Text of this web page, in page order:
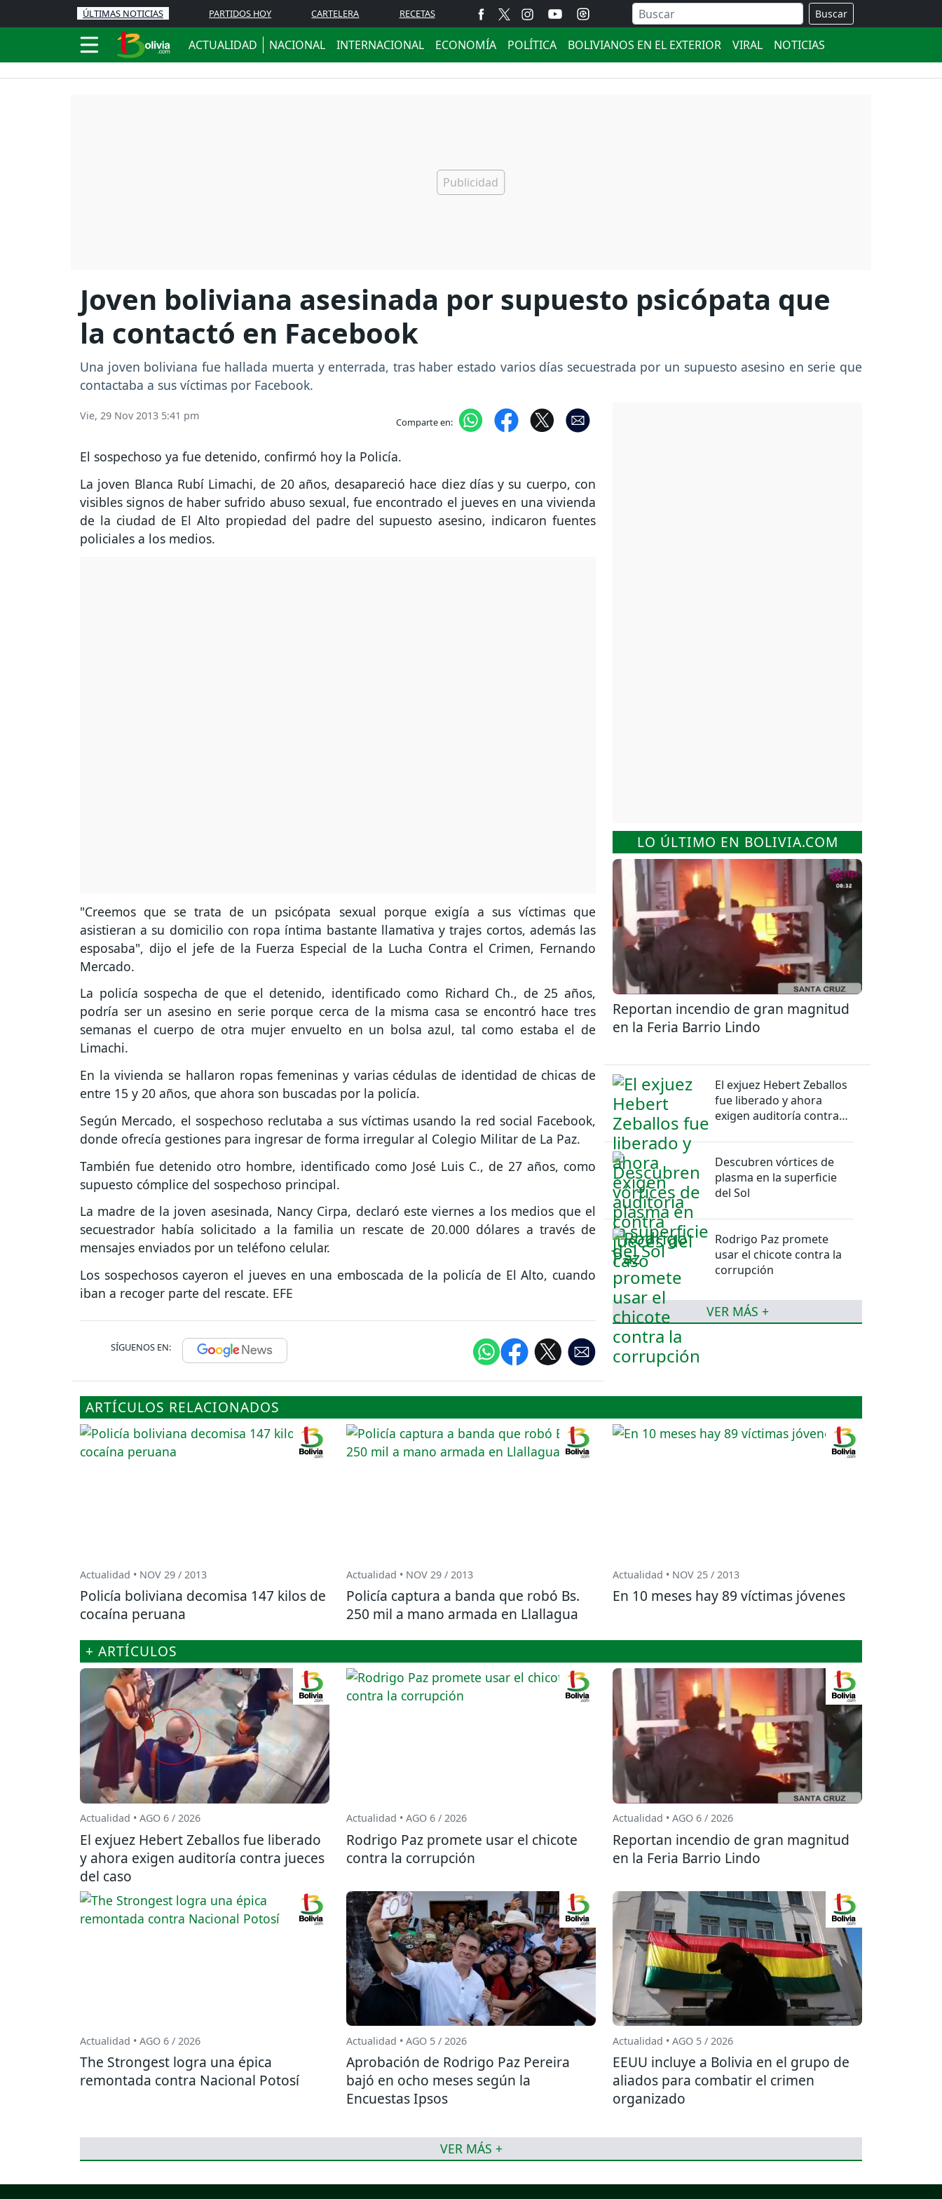
ÚLTIMAS NOTICIAS PARTIDOS HOY CARTELERA RECETAS Buscar
ACTUALIDAD NACIONAL INTERNACIONAL ECONOMÍA POLÍTICA BOLIVIANOS EN EL EXTERIOR VIRAL NOTICIAS
Joven boliviana asesinada por supuesto psicópata que
la contactó en Facebook
Una joven boliviana fue hallada muerta y enterrada, tras haber estado varios días secuestrada por un supuesto asesino en serie que
contactaba a sus víctimas por Facebook.
Vie, 29 Nov 2013 5:41 pm Comparte en:
El sospechoso ya fue detenido, confirmó hoy la Policía.
La joven Blanca Rubí Limachi, de 20 años, desapareció hace diez días y su cuerpo, con
visibles signos de haber sufrido abuso sexual, fue encontrado el jueves en una vivienda
de la ciudad de El Alto propiedad del padre del supuesto asesino, indicaron fuentes
policiales a los medios.
"Creemos que se trata de un psicópata sexual porque exigía a sus víctimas que
asistieran a su domicilio con ropa íntima bastante llamativa y trajes cortos, además las
esposaba", dijo el jefe de la Fuerza Especial de la Lucha Contra el Crimen, Fernando
Mercado.
La policía sospecha de que el detenido, identificado como Richard Ch., de 25 años,
podría ser un asesino en serie porque cerca de la misma casa se encontró hace tres
semanas el cuerpo de otra mujer envuelto en un bolsa azul, tal como estaba el de
Limachi.
En la vivienda se hallaron ropas femeninas y varias cédulas de identidad de chicas de
entre 15 y 20 años, que ahora son buscadas por la policía.
Según Mercado, el sospechoso reclutaba a sus víctimas usando la red social Facebook,
donde ofrecía gestiones para ingresar de forma irregular al Colegio Militar de La Paz.
También fue detenido otro hombre, identificado como José Luis C., de 27 años, como
supuesto cómplice del sospechoso principal.
La madre de la joven asesinada, Nancy Cirpa, declaró este viernes a los medios que el
secuestrador había solicitado a la familia un rescate de 20.000 dólares a través de
mensajes enviados por un teléfono celular.
Los sospechosos cayeron el jueves en una emboscada de la policía de El Alto, cuando
iban a recoger parte del rescate. EFE
SÍGUENOS EN:
LO ÚLTIMO EN BOLIVIA.COM
Reportan incendio de gran magnitud
en la Feria Barrio Lindo
El exjuez Hebert Zeballos
fue liberado y ahora
exigen auditoría contra
Descubren vórtices de
plasma en la superficie
del Sol
Rodrigo Paz promete
usar el chicote contra la
corrupción
VER MÁS +
ARTÍCULOS RELACIONADOS
Actualidad • NOV 29 / 2013
Policía boliviana decomisa 147 kilos de
cocaína peruana
Actualidad • NOV 29 / 2013
Policía captura a banda que robó Bs.
250 mil a mano armada en Llallagua
Actualidad • NOV 25 / 2013
En 10 meses hay 89 víctimas jóvenes
+ ARTÍCULOS
Actualidad • AGO 6 / 2026
El exjuez Hebert Zeballos fue liberado
y ahora exigen auditoría contra jueces
del caso
Actualidad • AGO 6 / 2026
Rodrigo Paz promete usar el chicote
contra la corrupción
Actualidad • AGO 6 / 2026
Reportan incendio de gran magnitud
en la Feria Barrio Lindo
Actualidad • AGO 6 / 2026
The Strongest logra una épica
remontada contra Nacional Potosí
Actualidad • AGO 5 / 2026
Aprobación de Rodrigo Paz Pereira
bajó en ocho meses según la
Encuestas Ipsos
Actualidad • AGO 5 / 2026
EEUU incluye a Bolivia en el grupo de
aliados para combatir el crimen
organizado
VER MÁS +